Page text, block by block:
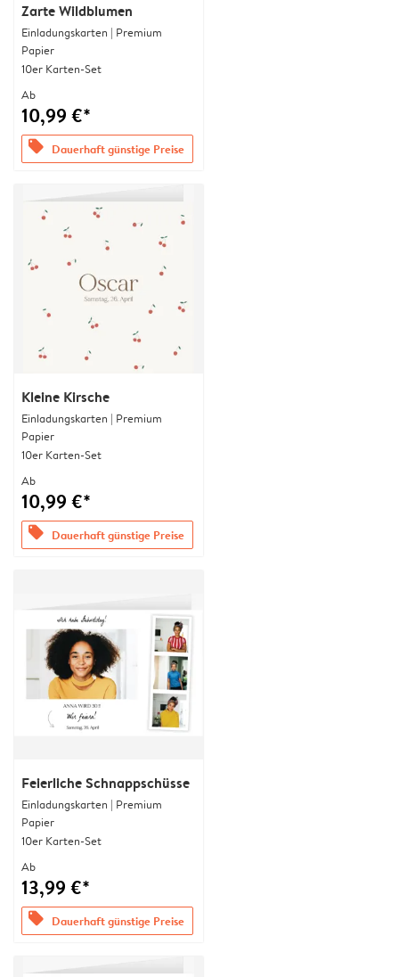
Zarte Wildblumen
Einladungskarten | Premium
Papier
10er Karten-Set
Ab
10,99 €*
offers Dauerhaft günstige Preise
Kleine Kirsche
Einladungskarten | Premium
Papier
10er Karten-Set
Ab
10,99 €*
offers Dauerhaft günstige Preise
Feierliche Schnappschüsse
Einladungskarten | Premium
Papier
10er Karten-Set
Ab
13,99 €*
offers Dauerhaft günstige Preise